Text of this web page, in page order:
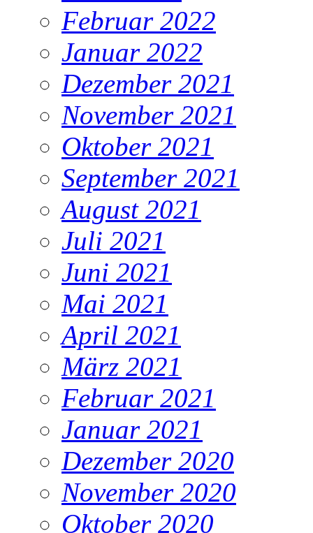
Februar 2022
Januar 2022
Dezember 2021
November 2021
Oktober 2021
September 2021
August 2021
Juli 2021
Juni 2021
Mai 2021
April 2021
März 2021
Februar 2021
Januar 2021
Dezember 2020
November 2020
Oktober 2020